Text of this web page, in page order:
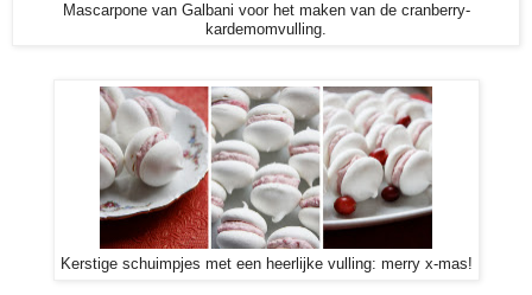
Mascarpone van Galbani voor het maken van de cranberry-
kardemomvulling.
Kerstige schuimpjes met een heerlijke vulling: merry x-mas!